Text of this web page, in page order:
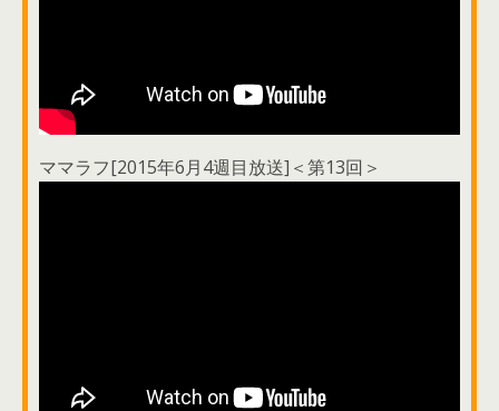
ママラフ[2015年6月4週目放送]＜第13回＞